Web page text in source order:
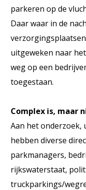
parkeren op de
Daar waar in de
uitgeweken naar
weg op een
toegestaan.
Complex is, maar
Aan het onderzoek,
hebben diverse
parkmanagers,
rijkswaterstaat,
truckparkings/